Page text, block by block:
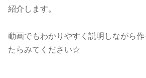
紹介します。
動画でもわかりやすく説明しながら
たらみてください☆